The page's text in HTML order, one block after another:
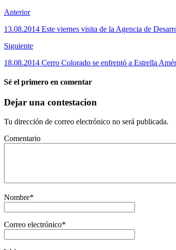
Anterior
13.08.2014 Este viernes visita de la Agencia de
Siguiente
18.08.2014 Cerro Colorado se enfrentó a Estrella
Sé el primero en comentar
Dejar una contestacion
Tu dirección de correo electrónico no será publicada.
Comentario
Nombre*
Correo electrónico*